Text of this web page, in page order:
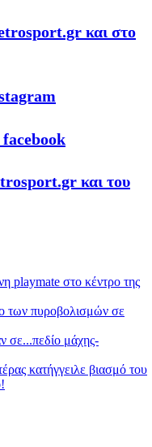
και στο
facebook
και του
playmate στο κέντρο της
των πυροβολισμών σε
σε...πεδίο μάχης-
κατήγγειλε βιασμό του